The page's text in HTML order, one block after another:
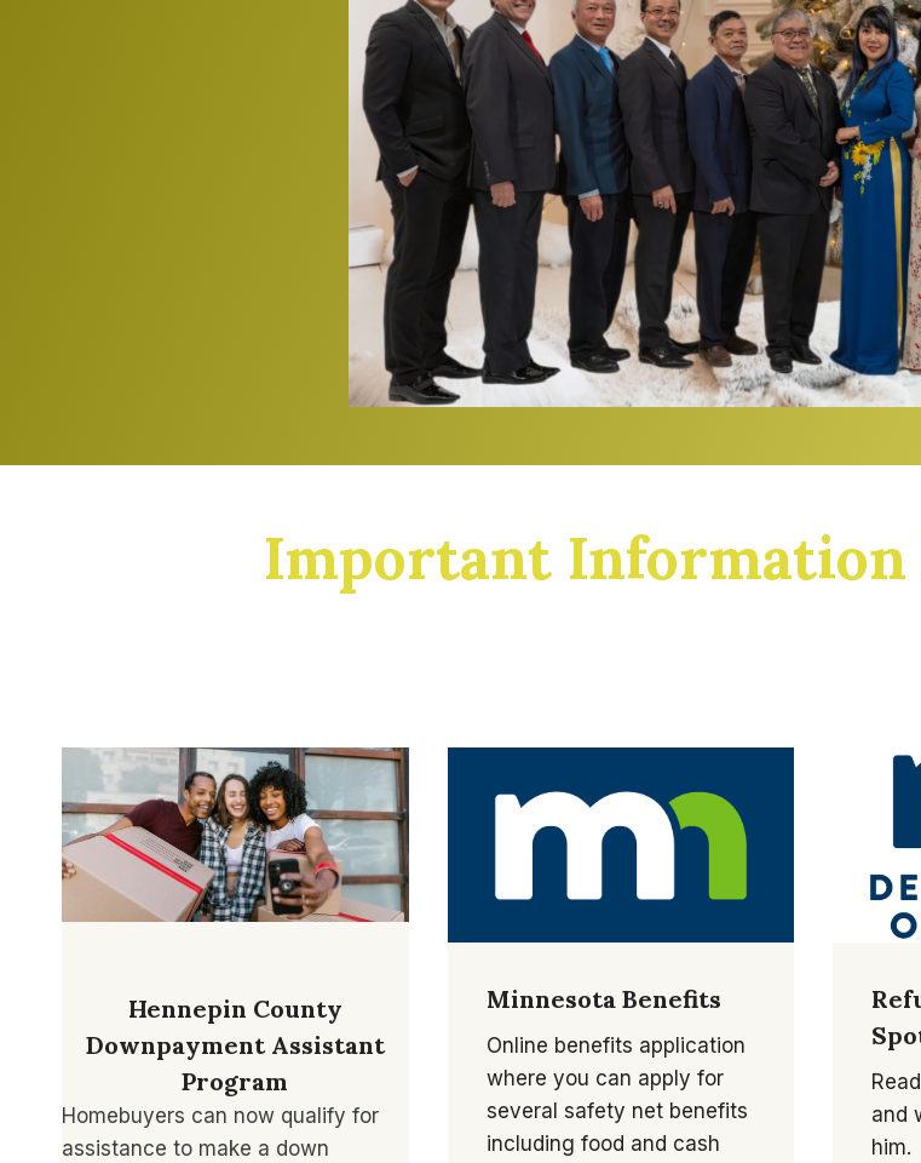
Important Information
Hennepin County
Downpayment Assistant
Program
Homebuyers can now qualify for
assistance to make a down
Minnesota Benefits
Online benefits application
where you can apply for
several safety net benefits
including food and cash
and
him.